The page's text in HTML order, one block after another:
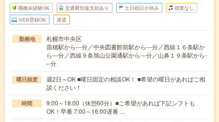
職種未経験OK 交通費別途支給あり 土日祝日が休み 残業なし
WEB登録OK 派遣
勤務地
札幌市中央区
苗穂駅から---分／中央図書館前駅から---分／西線１６条駅か
ら---分／西線９条旭山公園通駅から---分／山鼻１９条駅から-
--分
曜日頻度
週2日～OK ■曜日固定の相談OK！ ■希望の曜日があればご相
談ください！
時間
9:00～18:00（休憩60分）■ご希望があれば下記シフトも
OK！早番 7:00～16:00遅番 …